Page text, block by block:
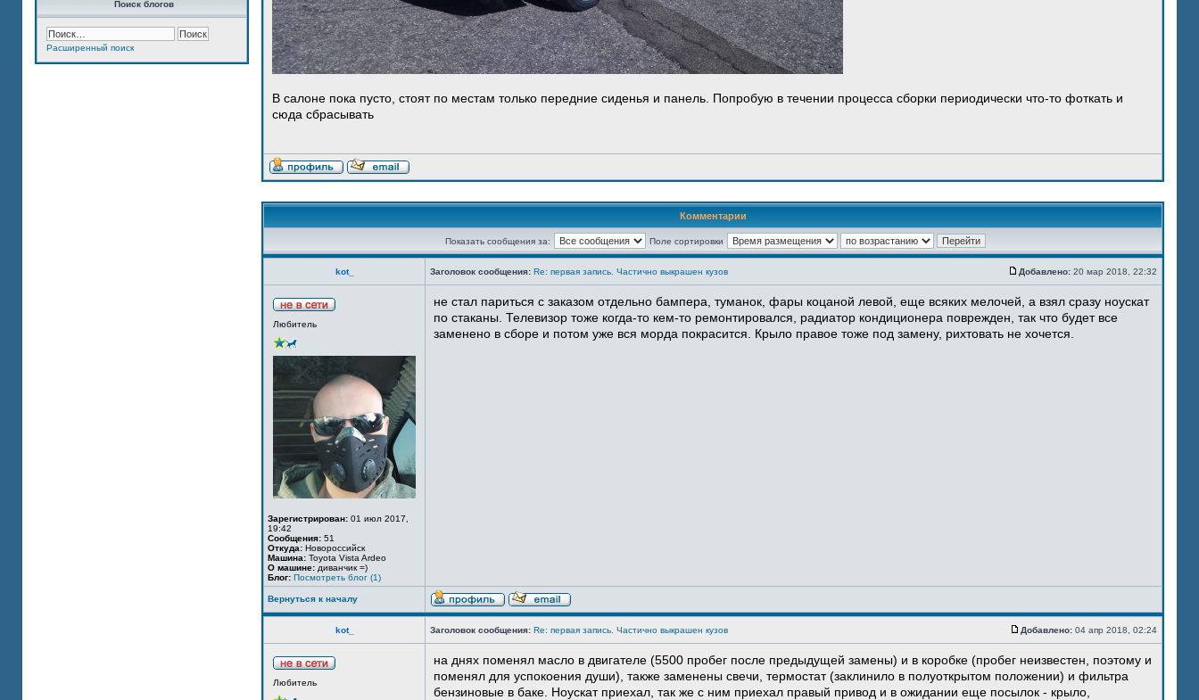
Поиск блогов
Расширенный поиск
В салоне пока пусто, стоят по местам только передние сиденья и панель. Попробую в течении процесса сборки периодически что-то фоткать и
сюда сбрасывать
Комментарии
Показать сообщения за: Поле сортировки
kot_ Заголовок сообщения: Re: первая запись. Частично выкрашен кузов Добавлено: 20 мар 2018, 22:32
Любитель
Зарегистрирован: 01 июл 2017,
19:42
Сообщения: 51
Откуда: Новороссийск
Машина: Toyota Vista Ardeo
О машине: диванчик =)
Блог: Посмотреть блог (1)
не стал париться с заказом отдельно бампера, туманок, фары коцаной левой, еще всяких мелочей, а взял сразу ноускат
по стаканы. Телевизор тоже когда-то кем-то ремонтировался, радиатор кондиционера поврежден, так что будет все
заменено в сборе и потом уже вся морда покрасится. Крыло правое тоже под замену, рихтовать не хочется.
Вернуться к началу
kot_ Заголовок сообщения: Re: первая запись. Частично выкрашен кузов Добавлено: 04 апр 2018, 02:24
Любитель
на днях поменял масло в двигателе (5500 пробег после предыдущей замены) и в коробке (пробег неизвестен, поэтому и
поменял для успокоения души), также заменены свечи, термостат (заклинило в полуоткрытом положении) и фильтра
бензиновые в баке. Ноускат приехал, так же с ним приехал правый привод и в ожидании еще посылок - крыло,